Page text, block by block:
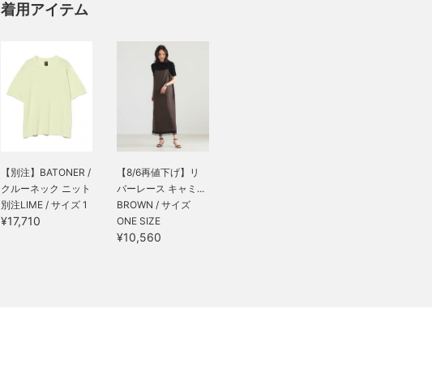
着用アイテム
【別注】BATONER /
クルーネック ニット
別注LIME / サイズ 1
¥17,710
【8/6再値下げ】リ
バーレース キャミ...
BROWN / サイズ
ONE SIZE
¥10,560